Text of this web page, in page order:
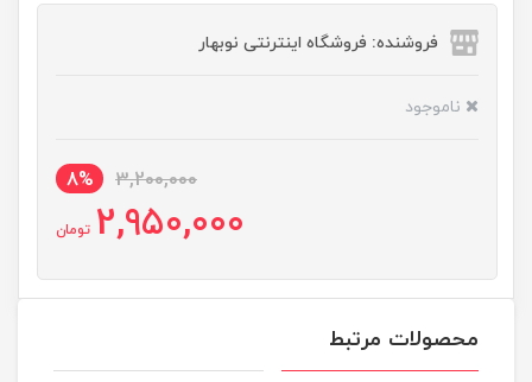
فروشنده: فروشگاه اینترنتی نوبهار
ناموجود
3,200,000
8%
2,950,000 تومان
محصولات مرتبط